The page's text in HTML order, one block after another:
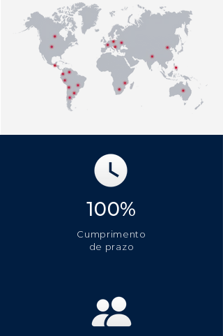
100%
Cumprimento
de prazo